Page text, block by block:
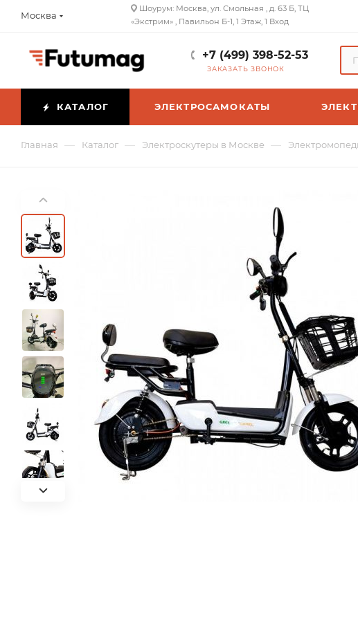
Москва
Шоурум: Москва, ул. Смольная , д. 63 Б, ТЦ
«Экстрим» , Павильон Б-1, 1 Этаж, 1 Вход
+7 (499) 398-52-53
ЗАКАЗАТЬ ЗВОНОК
КАТАЛОГ ЭЛЕКТРОСАМОКАТЫ
Главная — Каталог — Электроскутеры в Москве —